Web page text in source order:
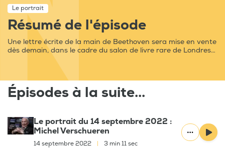
Le portrait
Résumé de l'épisode
Une lettre écrite de la main de Beethoven sera mise en vente
dès demain, dans le cadre du salon de livre rare de Londres…
Épisodes à la suite...
Le portrait du 14 septembre 2022 :
Michel Verschueren
14 septembre 2022 3 min 11 sec